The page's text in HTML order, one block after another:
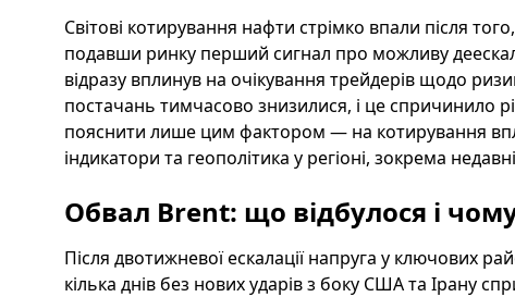
Світові котирування нафти стрімко впали після
подавши ринку перший сигнал про можливу
відразу вплинув на очікування трейдерів щодо
постачань тимчасово знизилися, і це спричинило
пояснити лише цим фактором — на котирування
індикатори та геополітика у регіоні, зокрема
Обвал Brent: що відбулося і
Після двотижневої ескалації напруга у ключових
кілька днів без нових ударів з боку США та Ірану